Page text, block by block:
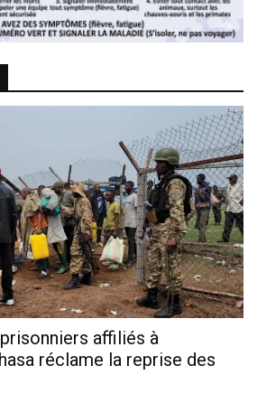
affiliés à
réclame la reprise des